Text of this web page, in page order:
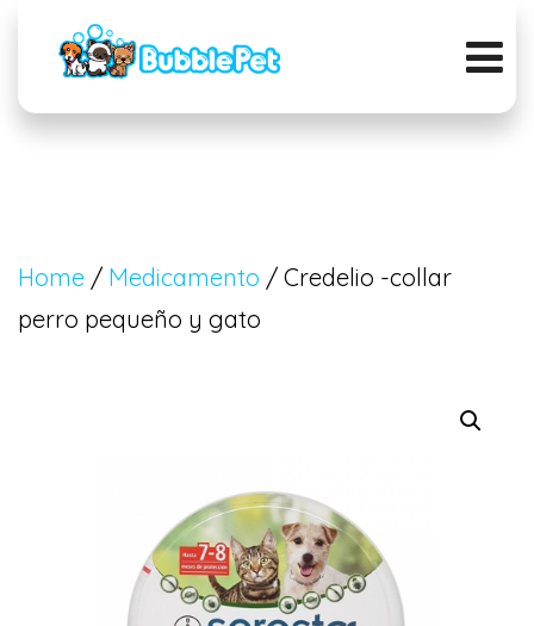
Home / Medicamento / Credelio -collar
perro pequeño y gato